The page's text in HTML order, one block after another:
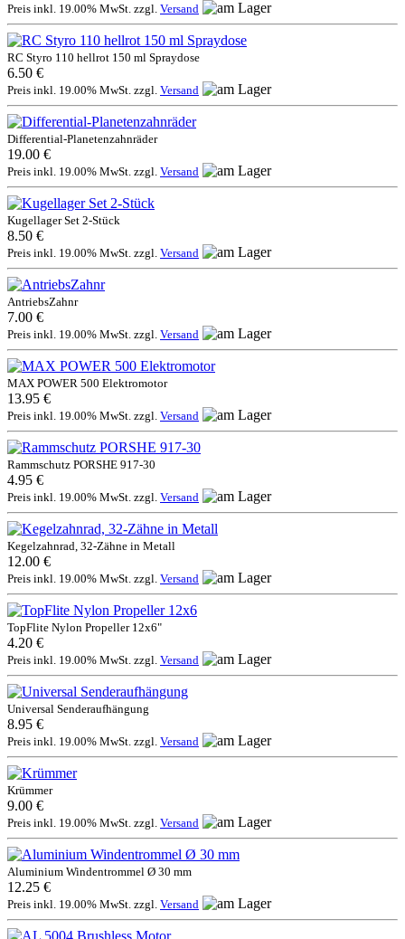
Preis inkl. 19.00% MwSt. zzgl. Versand
RC Styro 110 hellrot 150 ml Spraydose
6.50 €
Preis inkl. 19.00% MwSt. zzgl. Versand
Differential-Planetenzahnräder
19.00 €
Preis inkl. 19.00% MwSt. zzgl. Versand
Kugellager Set 2-Stück
8.50 €
Preis inkl. 19.00% MwSt. zzgl. Versand
AntriebsZahnr
7.00 €
Preis inkl. 19.00% MwSt. zzgl. Versand
MAX POWER 500 Elektromotor
13.95 €
Preis inkl. 19.00% MwSt. zzgl. Versand
Rammschutz PORSHE 917-30
4.95 €
Preis inkl. 19.00% MwSt. zzgl. Versand
Kegelzahnrad, 32-Zähne in Metall
12.00 €
Preis inkl. 19.00% MwSt. zzgl. Versand
TopFlite Nylon Propeller 12x6"
4.20 €
Preis inkl. 19.00% MwSt. zzgl. Versand
Universal Senderaufhängung
8.95 €
Preis inkl. 19.00% MwSt. zzgl. Versand
Krümmer
9.00 €
Preis inkl. 19.00% MwSt. zzgl. Versand
Aluminium Windentrommel Ø 30 mm
12.25 €
Preis inkl. 19.00% MwSt. zzgl. Versand